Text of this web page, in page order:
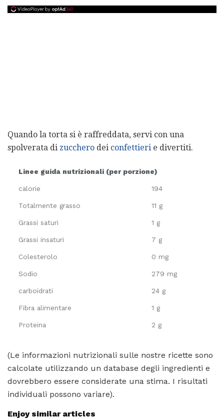
Quando la torta si è raffreddata, servi con una
spolverata di zucchero dei confettieri e divertiti.
Linee guida nutrizionali (per porzione)
calorie 194
Totalmente grasso 11 g
Grassi saturi 1 g
Grassi insaturi 7 g
Colesterolo 0 mg
Sodio 279 mg
carboidrati 24 g
Fibra alimentare 1 g
Proteina 2 g
(Le informazioni nutrizionali sulle nostre ricette sono
calcolate utilizzando un database degli ingredienti e
dovrebbero essere considerate una stima. I risultati
individuali possono variare).
Enjoy similar articles